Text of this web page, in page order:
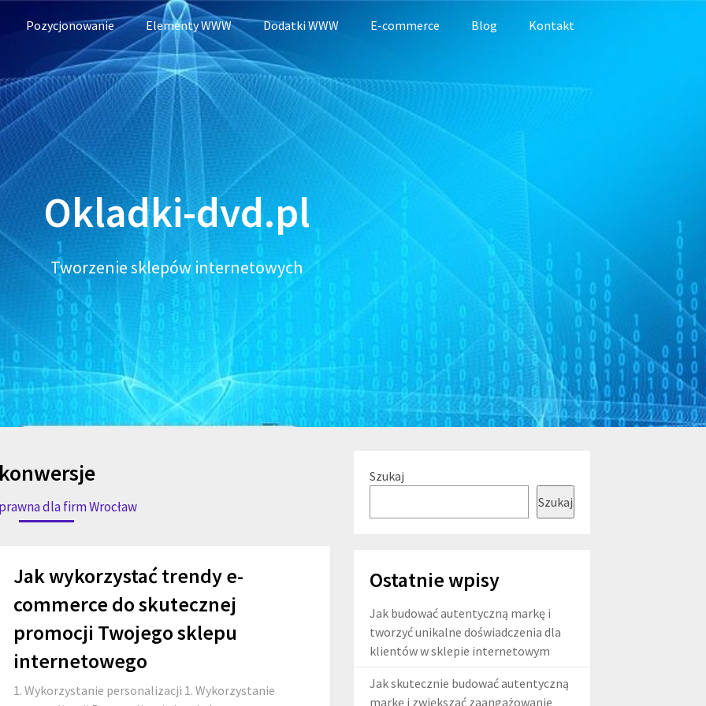
Pozycjonowanie Elementy WWW Dodatki WWW E-commerce Blog Kontakt
Okladki-dvd.pl
Tworzenie sklepów internetowych
konwersje
dla firm Wrocław
Jak wykorzystać trendy e-
commerce do skutecznej
promocji Twojego sklepu
internetowego
1. Wykorzystanie personalizacji 1. Wykorzystanie
Szukaj
Szukaj
Ostatnie wpisy
Jak budować autentyczną markę i
tworzyć unikalne doświadczenia dla
klientów w sklepie internetowym
Jak skutecznie budować autentyczną
markę i zwiększać zaangażowanie